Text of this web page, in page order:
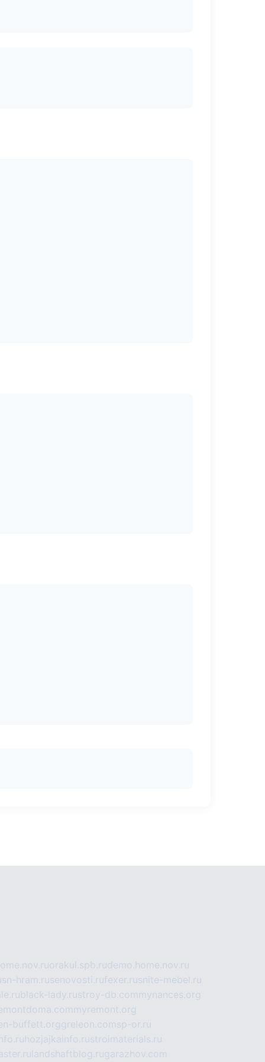
orakul.spb.rudemo.home.nov.ru
sn-hram.rusenovosti.rufexer.rusnite-mebel.ru
black-lady.rustroy-db.com mynances.org
myremont.org
buffett.orggreleon.comsp-or.ru
hozjajkainfo.rustroimaterials.ru
landshaftblog.rugarazhov.com